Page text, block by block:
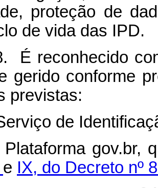
proteção de
de vida das IPD.
É reconhecido
gerido conforme
previstas:
de
gov.br,
e IX, do Decreto nº